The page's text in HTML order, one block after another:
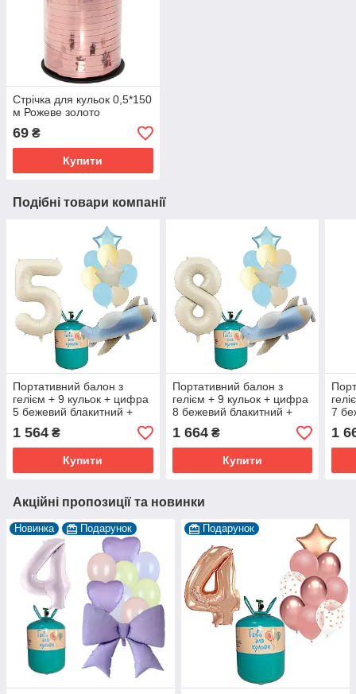
Стрічка для кульок 0,5*150
м Рожеве золото
69 ₴
Купити
Подібні товари компанії
Портативний балон з
гелієм + 9 кульок + цифра
5 бежевий блакитний +
1 564 ₴
Купити
Портативний балон з
гелієм + 9 кульок + цифра
8 бежевий блакитний +
1 664₴
Купити
7
1
Акційні пропозиції та новинки
Новинка Подарунок Подарунок